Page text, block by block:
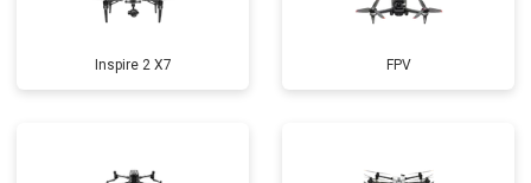
Inspire 2 X7 FPV